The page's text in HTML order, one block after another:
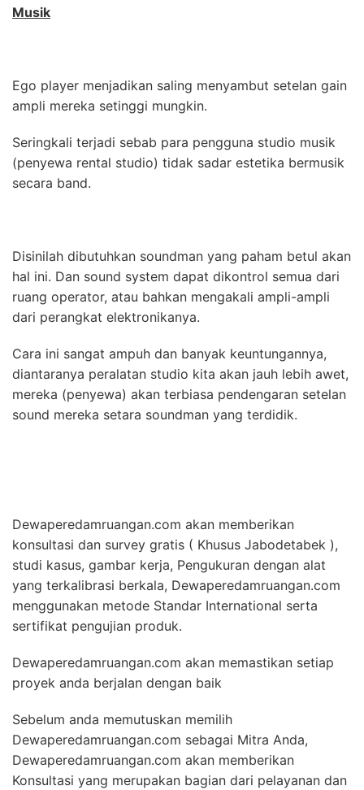
Musik
Ego player menjadikan saling menyambut setelan gain
ampli mereka setinggi mungkin.
Seringkali terjadi sebab para pengguna studio musik
(penyewa rental studio) tidak sadar estetika bermusik
secara band.
Disinilah dibutuhkan soundman yang paham betul akan
hal ini. Dan sound system dapat dikontrol semua dari
ruang operator, atau bahkan mengakali ampli-ampli
dari perangkat elektronikanya.
Cara ini sangat ampuh dan banyak keuntungannya,
diantaranya peralatan studio kita akan jauh lebih awet,
mereka (penyewa) akan terbiasa pendengaran setelan
sound mereka setara soundman yang terdidik.
Dewaperedamruangan.com akan memberikan
konsultasi dan survey gratis ( Khusus Jabodetabek ),
studi kasus, gambar kerja, Pengukuran dengan alat
yang terkalibrasi berkala, Dewaperedamruangan.com
menggunakan metode Standar International serta
sertifikat pengujian produk.
Dewaperedamruangan.com akan memastikan setiap
proyek anda berjalan dengan baik
Sebelum anda memutuskan memilih
Dewaperedamruangan.com sebagai Mitra Anda,
Dewaperedamruangan.com akan memberikan
Konsultasi yang merupakan bagian dari pelayanan dan